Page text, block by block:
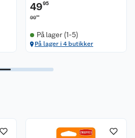
4995
9990
På lager (1-5)
På lager i 4 butikker